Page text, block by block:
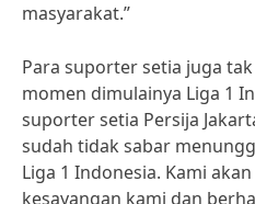
masyarakat.”
Para suporter setia juga
momen dimulainya Liga 1
suporter setia Persija
sudah tidak sabar
Liga 1 Indonesia. Kami
kesayangan kami dan